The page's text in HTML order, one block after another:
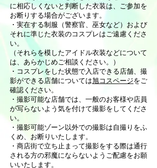
に相応しくないと判断した衣装は、ご参加を
お断りする場合がございます。​
・実在する制服（警察官、巫女など）および
それに準じた衣装のコスプレはご遠慮くださ
い。
（それらを模したアイドル衣装などについて
は、あらかじめご相談ください。）
・コスプレをした状態で入店できる店舗、撮
影ができる店舗については旭コスページをご
確認ください。
・撮影可能な店舗では、一般のお客様や店員
が写らないよう気を付けて撮影をしてくださ
い。
・撮影可能ゾーン以外での撮影は自撮りをふ
くめ、お断りいたします。
・商店街で立ち止まって撮影をする際は通行
される方の邪魔にならないようご配慮をお願
いいたします。